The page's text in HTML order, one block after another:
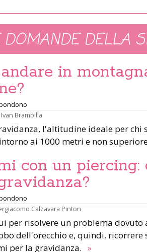
DOMANDE DELLA
in
Brambilla
l'altitudine ideale per chi
ai 1000 metri e non
con un piercing:
Calzavara Pinton
per risolvere un problema
dell'orecchio e, quindi, ricorrere
per la gravidanza. »